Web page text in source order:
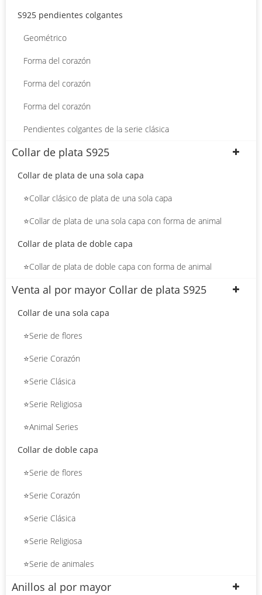
S925 pendientes colgantes
Geométrico
Forma del corazón
Forma del corazón
Forma del corazón
Pendientes colgantes de la serie clásica
Collar de plata S925
Collar de plata de una sola capa
⭐Collar clásico de plata de una sola capa
⭐Collar de plata de una sola capa con forma de animal
Collar de plata de doble capa
⭐Collar de plata de doble capa con forma de animal
Venta al por mayor Collar de plata S925
Collar de una sola capa
⭐Serie de flores
⭐Serie Corazón
⭐Serie Clásica
⭐Serie Religiosa
⭐Animal Series
Collar de doble capa
⭐Serie de flores
⭐Serie Corazón
⭐Serie Clásica
⭐Serie Religiosa
⭐Serie de animales
Anillos al por mayor